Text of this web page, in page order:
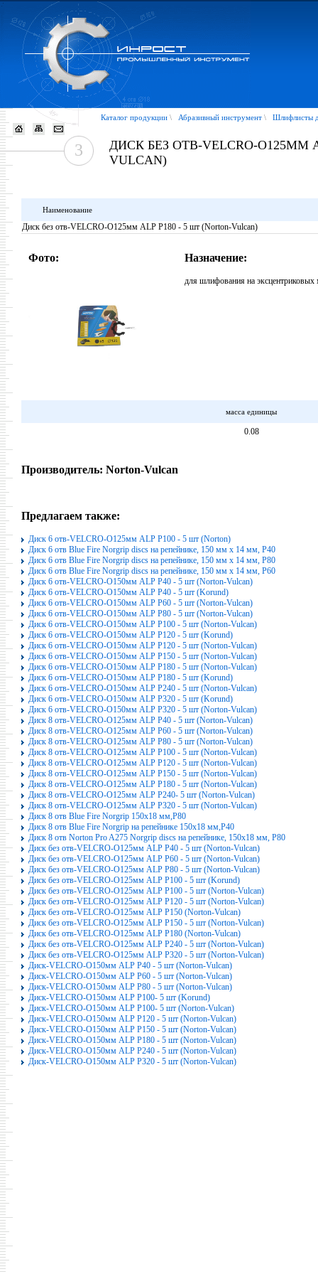
Каталог продукции \ Абразивный инструмент \ Шлифлисты
3
ДИСК БЕЗ ОТВ-VELCRO-O125ММ
VULCAN)
Наименование
Диск без отв-VELCRO-O125мм ALP P180 - 5 шт (Norton-Vulcan)
Фото: Назначение:
для шлифования на
масса единицы
0.08
Производитель: Norton-Vulcan
Предлагаем также:
Диск 6 отв-VELCRO-O125мм ALP P100 - 5 шт (Norton)
Диск 6 отв Blue Fire Norgrip discs на репейнике, 150 мм x 14 мм, P40
Диск 6 отв Blue Fire Norgrip discs на репейнике, 150 мм x 14 мм, P80
Диск 6 отв Blue Fire Norgrip discs на репейнике, 150 мм x 14 мм, P60
Диск 6 отв-VELCRO-O150мм ALP P40 - 5 шт (Norton-Vulcan)
Диск 6 отв-VELCRO-O150мм ALP P40 - 5 шт (Korund)
Диск 6 отв-VELCRO-O150мм ALP P60 - 5 шт (Norton-Vulcan)
Диск 6 отв-VELCRO-O150мм ALP P80 - 5 шт (Norton-Vulcan)
Диск 6 отв-VELCRO-O150мм ALP P100 - 5 шт (Norton-Vulcan)
Диск 6 отв-VELCRO-O150мм ALP P120 - 5 шт (Korund)
Диск 6 отв-VELCRO-O150мм ALP P120 - 5 шт (Norton-Vulcan)
Диск 6 отв-VELCRO-O150мм ALP P150 - 5 шт (Norton-Vulcan)
Диск 6 отв-VELCRO-O150мм ALP P180 - 5 шт (Norton-Vulcan)
Диск 6 отв-VELCRO-O150мм ALP P180 - 5 шт (Korund)
Диск 6 отв-VELCRO-O150мм ALP P240 - 5 шт (Norton-Vulcan)
Диск 6 отв-VELCRO-O150мм ALP P320 - 5 шт (Korund)
Диск 6 отв-VELCRO-O150мм ALP P320 - 5 шт (Norton-Vulcan)
Диск 8 отв-VELCRO-O125мм ALP P40 - 5 шт (Norton-Vulcan)
Диск 8 отв-VELCRO-O125мм ALP P60 - 5 шт (Norton-Vulcan)
Диск 8 отв-VELCRO-O125мм ALP P80 - 5 шт (Norton-Vulcan)
Диск 8 отв-VELCRO-O125мм ALP P100 - 5 шт (Norton-Vulcan)
Диск 8 отв-VELCRO-O125мм ALP P120 - 5 шт (Norton-Vulcan)
Диск 8 отв-VELCRO-O125мм ALP P150 - 5 шт (Norton-Vulcan)
Диск 8 отв-VELCRO-O125мм ALP P180 - 5 шт (Norton-Vulcan)
Диск 8 отв-VELCRO-O125мм ALP P240- 5 шт (Norton-Vulcan)
Диск 8 отв-VELCRO-O125мм ALP P320 - 5 шт (Norton-Vulcan)
Диск 8 отв Blue Fire Norgrip 150x18 мм,P80
Диск 8 отв Blue Fire Norgrip на репейнике 150x18 мм,P40
Диск 8 отв Norton Pro A275 Norgrip discs на репейнике, 150x18 мм, P80
Диск без отв-VELCRO-O125мм ALP P40 - 5 шт (Norton-Vulcan)
Диск без отв-VELCRO-O125мм ALP P60 - 5 шт (Norton-Vulcan)
Диск без отв-VELCRO-O125мм ALP P80 - 5 шт (Norton-Vulcan)
Диск без отв-VELCRO-O125мм ALP P100 - 5 шт (Korund)
Диск без отв-VELCRO-O125мм ALP P100 - 5 шт (Norton-Vulcan)
Диск без отв-VELCRO-O125мм ALP P120 - 5 шт (Norton-Vulcan)
Диск без отв-VELCRO-O125мм ALP P150 (Norton-Vulcan)
Диск без отв-VELCRO-O125мм ALP P150 - 5 шт (Norton-Vulcan)
Диск без отв-VELCRO-O125мм ALP P180 (Norton-Vulcan)
Диск без отв-VELCRO-O125мм ALP P240 - 5 шт (Norton-Vulcan)
Диск без отв-VELCRO-O125мм ALP P320 - 5 шт (Norton-Vulcan)
Диск-VELCRO-O150мм ALP P40 - 5 шт (Norton-Vulcan)
Диск-VELCRO-O150мм ALP P60 - 5 шт (Norton-Vulcan)
Диск-VELCRO-O150мм ALP P80 - 5 шт (Norton-Vulcan)
Диск-VELCRO-O150мм ALP P100- 5 шт (Korund)
Диск-VELCRO-O150мм ALP P100- 5 шт (Norton-Vulcan)
Диск-VELCRO-O150мм ALP P120 - 5 шт (Norton-Vulcan)
Диск-VELCRO-O150мм ALP P150 - 5 шт (Norton-Vulcan)
Диск-VELCRO-O150мм ALP P180 - 5 шт (Norton-Vulcan)
Диск-VELCRO-O150мм ALP P240 - 5 шт (Norton-Vulcan)
Диск-VELCRO-O150мм ALP P320 - 5 шт (Norton-Vulcan)